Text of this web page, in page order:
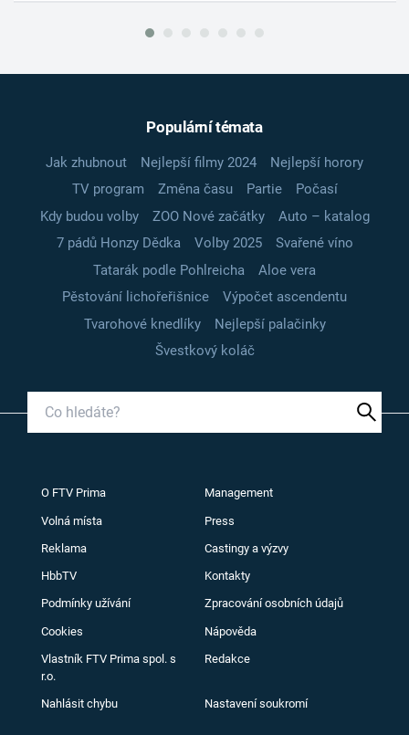
Populární témata
Jak zhubnout Nejlepší filmy 2024
Nejlepší horory
TV program
Změna času Partie
Počasí
Kdy budou volby
ZOO Nové začátky
Auto – katalog
7 pádů Honzy Dědka
Volby 2025
Svařené víno
Tatarák podle Pohlreicha
Aloe vera
Pěstování lichořeřišnice
Výpočet ascendentu
Tvarohové knedlíky
Nejlepší palačinky
Švestkový koláč
O FTV Prima Management
Volná místa Press
Reklama Castingy a výzvy
HbbTV Kontakty
Podmínky užívání Zpracování osobních údajů
Cookies Nápověda
Vlastník FTV Prima spol. s
r.o.
Redakce
Nahlásit chybu Nastavení soukromí